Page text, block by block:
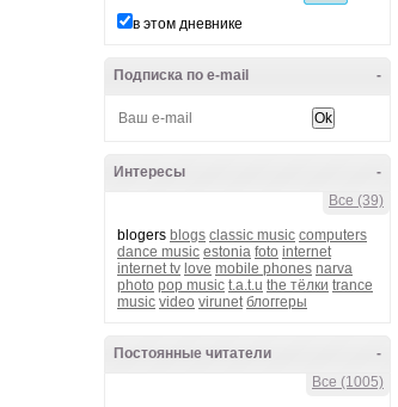
в этом дневнике
-
Подписка по e-mail
-
Интересы
Все (39)
blogers blogs classic music computers
dance music estonia foto internet
internet tv love mobile phones narva
photo pop music t.a.t.u the тёлки trance
music video virunet блоггеры
-
Постоянные читатели
Все (1005)